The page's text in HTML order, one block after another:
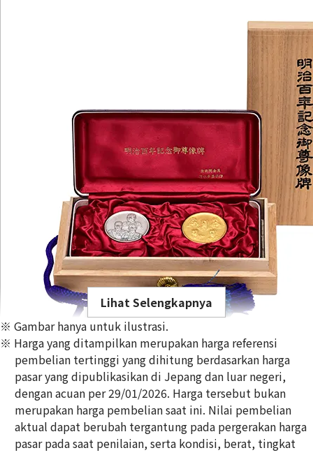
Gold Platinum (K24/Sv1000) Meiji 100th Anniversary
Silver Medal Set
100g
Referensi Harga Buyback
Lihat Selengkapnya
※ Gambar hanya untuk ilustrasi.
※ Harga yang ditampilkan merupakan harga referensi
pembelian tertinggi yang dihitung berdasarkan harga
pasar yang dipublikasikan di Jepang dan luar negeri,
dengan acuan per 29/01/2026. Harga tersebut bukan
merupakan harga pembelian saat ini. Nilai pembelian
aktual dapat berubah tergantung pada pergerakan harga
pasar pada saat penilaian, serta kondisi, berat, tingkat